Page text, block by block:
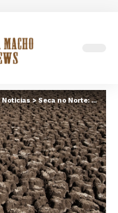
Noticias>Seca no Norte: Situação Crítica no Rio Madeira